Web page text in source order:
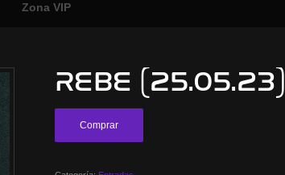
Zona VIP
REBE (25.05.23)
Comprar